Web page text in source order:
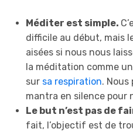
Méditer est simple.
difficile au début, mais
aisées si nous nous
la méditation comme
sur sa respiration. Nous
mantra en silence pour
Le but n’est pas de
fait, l’objectif est de